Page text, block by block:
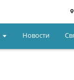
Новости